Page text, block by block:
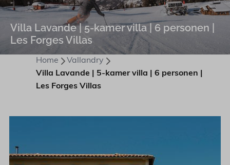
Villa Lavande | 5-kamer villa | 6 personen |
Les Forges Villas
Home
Vallandry
Villa Lavande | 5-kamer villa | 6 personen |
Les Forges Villas